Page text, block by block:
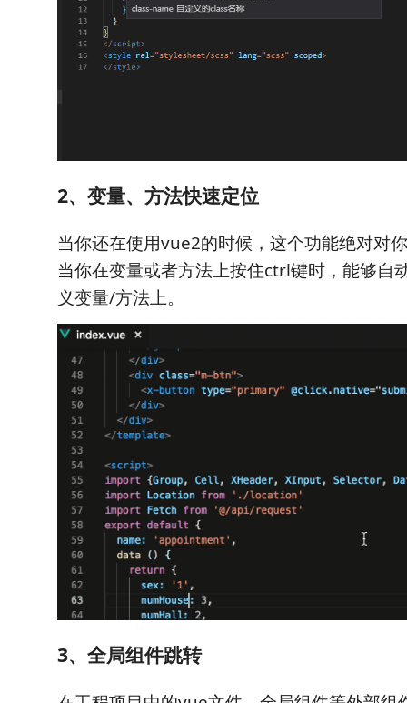
2、变量、方法快速定位
当你还在使用vue2的时候，这个功能绝对对
当你在变量或者方法上按住ctrl键时，能够自
义变量/方法上。
3、全局组件跳转